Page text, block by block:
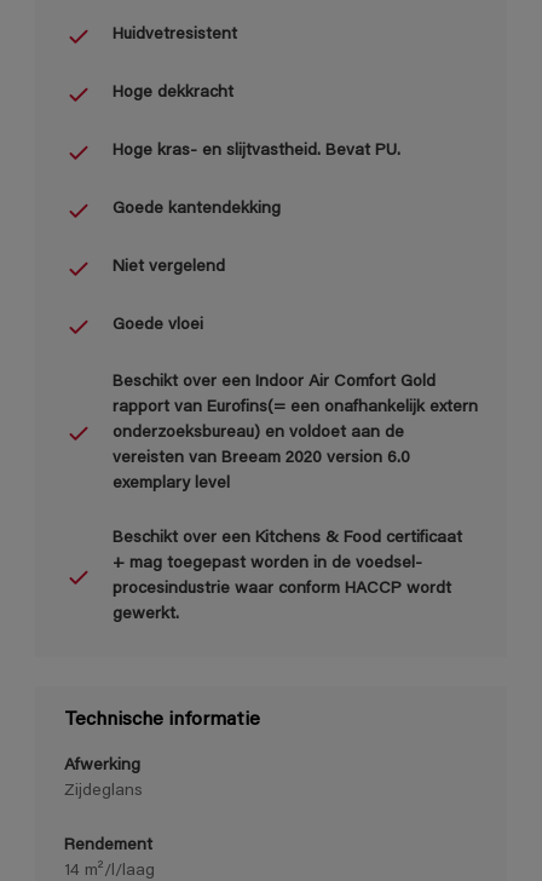
Huidvetresistent
Hoge dekkracht
Hoge kras- en slijtvastheid. Bevat PU.
Goede kantendekking
Niet vergelend
Goede vloei
Beschikt over een Indoor Air Comfort Gold
rapport van Eurofins(= een onafhankelijk extern
onderzoeksbureau) en voldoet aan de
vereisten van Breeam 2020 version 6.0
exemplary level
Beschikt over een Kitchens & Food certificaat
+ mag toegepast worden in de voedsel-
procesindustrie waar conform HACCP wordt
gewerkt.
Technische informatie
Afwerking
Zijdeglans
Rendement
14 m²/l/laag